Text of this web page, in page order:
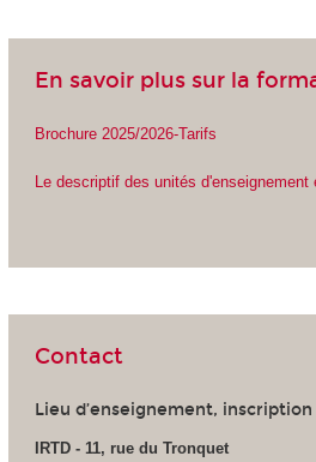
En savoir plus sur la
Brochure 2025/2026-Tarifs
Le descriptif des unités
Contact
Lieu d’enseignement, inscription
IRTD - 11, rue du Tronquet